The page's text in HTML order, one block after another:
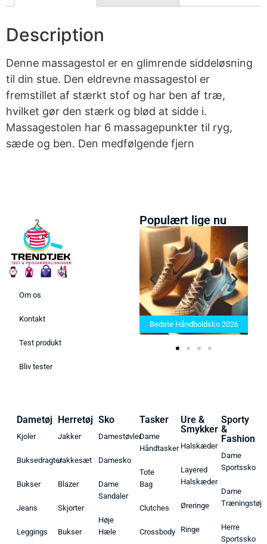
Description
Denne massagestol er en glimrende siddeløsning
til din stue. Den eldrevne massagestol er
fremstillet af stærkt stof og har ben af træ,
hvilket gør den stærk og blød at sidde i.
Massagestolen har 6 massagepunkter til ryg,
sæde og ben. Den medfølgende fjern
Om os
Kontakt
Test produkt
Bliv tester
Populært lige nu
Bedste Saunatæppe 2025 –
Find de bedste produkter her!
Bedste Håndboldsko 2026
Dametøj
Kjoler
Buksedragter
Bukser
Jeans
Leggings
Herretøj
Jakker
Jakkesæt
Blazer
Skjorter
Bukser
Sko
Damestøvler
Damesko
Dame
Sandaler
Høje
Hæle
Tasker
Dame
Håndtasker
Tote
Bag
Clutches
Crossbody
Ure &
Smykker
Halskæder
Layered
Halskæder
Øreringe
Ringe
Sporty
&
Fashion
Dame
Sportssko
Dame
Træningstøj
Herre
Sportssko